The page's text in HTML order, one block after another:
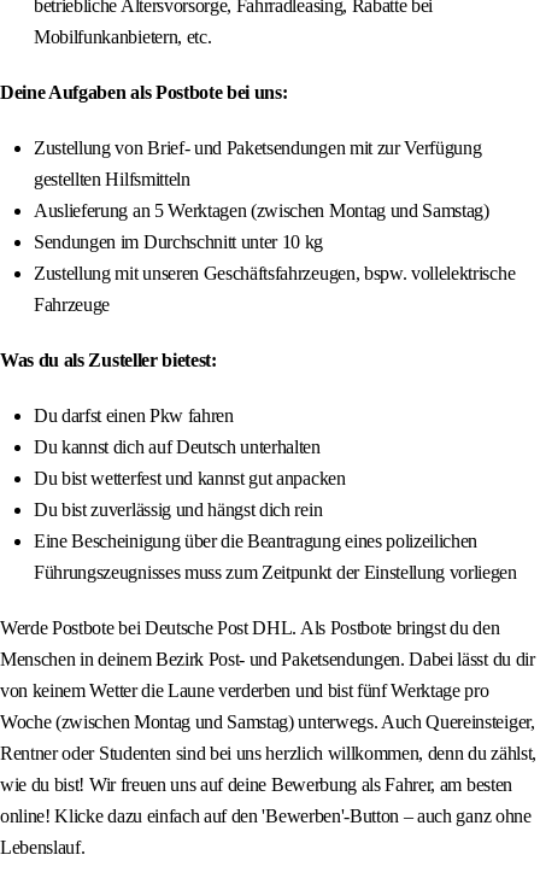
betriebliche Altersvorsorge, Fahrradleasing, Rabatte bei
Mobilfunkanbietern, etc.
Deine Aufgaben als Postbote bei uns:
Zustellung von Brief- und Paketsendungen mit zur Verfügung
gestellten Hilfsmitteln
Auslieferung an 5 Werktagen (zwischen Montag und Samstag)
Sendungen im Durchschnitt unter 10 kg
Zustellung mit unseren Geschäftsfahrzeugen, bspw. vollelektrische
Fahrzeuge
Was du als Zusteller bietest:
Du darfst einen Pkw fahren
Du kannst dich auf Deutsch unterhalten
Du bist wetterfest und kannst gut anpacken
Du bist zuverlässig und hängst dich rein
Eine Bescheinigung über die Beantragung eines polizeilichen
Führungszeugnisses muss zum Zeitpunkt der Einstellung vorliegen
Werde Postbote bei Deutsche Post DHL. Als Postbote bringst du den
Menschen in deinem Bezirk Post- und Paketsendungen. Dabei lässt du dir
von keinem Wetter die Laune verderben und bist fünf Werktage pro
Woche (zwischen Montag und Samstag) unterwegs. Auch Quereinsteiger,
Rentner oder Studenten sind bei uns herzlich willkommen, denn du zählst,
wie du bist! Wir freuen uns auf deine Bewerbung als Fahrer, am besten
online! Klicke dazu einfach auf den 'Bewerben'-Button – auch ganz ohne
Lebenslauf.